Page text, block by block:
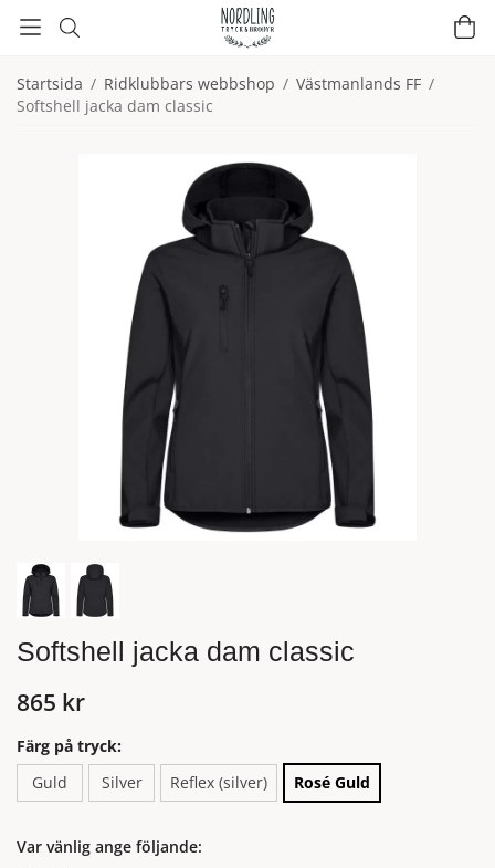
Startsida / Ridklubbars webbshop / Västmanlands FF /
Softshell jacka dam classic
Softshell jacka dam classic
865 kr
Färg på tryck:
Guld
Silver Reflex (silver) Rosé Guld
Var vänlig ange följande: